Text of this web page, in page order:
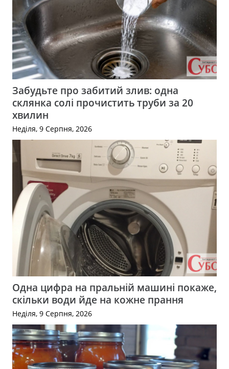
Забудьте про забитий злив: одна
склянка солі прочистить труби за 20
хвилин
Неділя, 9 Серпня, 2026
Одна цифра на пральній машині покаже,
скільки води йде на кожне прання
Неділя, 9 Серпня, 2026